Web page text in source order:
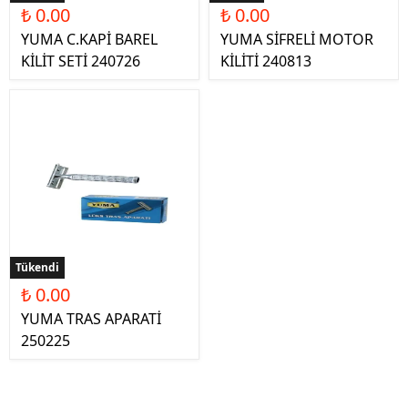
₺ 0.00
YUMA C.KAPİ BAREL
KİLİT SETİ 240726
₺ 0.00
YUMA SİFRELİ MOTOR
KİLİTİ 240813
Tükendi
₺ 0.00
YUMA TRAS APARATİ
250225